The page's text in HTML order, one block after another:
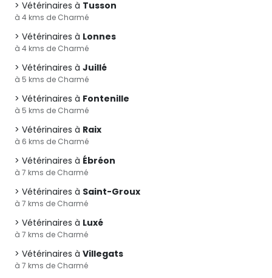
Vétérinaires à Tusson
à 4 kms de Charmé
Vétérinaires à Lonnes
à 4 kms de Charmé
Vétérinaires à Juillé
à 5 kms de Charmé
Vétérinaires à Fontenille
à 5 kms de Charmé
Vétérinaires à Raix
à 6 kms de Charmé
Vétérinaires à Ébréon
à 7 kms de Charmé
Vétérinaires à Saint-Groux
à 7 kms de Charmé
Vétérinaires à Luxé
à 7 kms de Charmé
Vétérinaires à Villegats
à 7 kms de Charmé